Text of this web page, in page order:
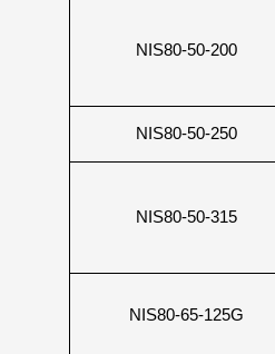
NIS80-50-200
NIS80-50-250
NIS80-50-315
NIS80-65-125G